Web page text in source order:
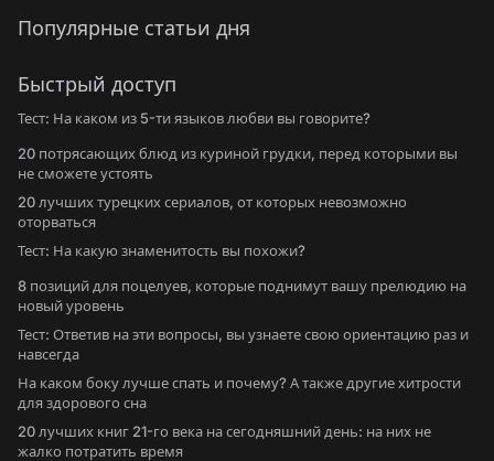
Популярные статьи дня
Быстрый доступ
Тест: На каком из 5-ти языков любви вы говорите?
20 потрясающих блюд из куриной грудки, перед которыми вы
не сможете устоять
20 лучших турецких сериалов, от которых невозможно
оторваться
Тест: На какую знаменитость вы похожи?
8 позиций для поцелуев, которые поднимут вашу прелюдию на
новый уровень
Тест: Ответив на эти вопросы, вы узнаете свою ориентацию раз и
навсегда
На каком боку лучше спать и почему? А также другие хитрости
для здорового сна
20 лучших книг 21-го века на сегодняшний день: на них не
жалко потратить время